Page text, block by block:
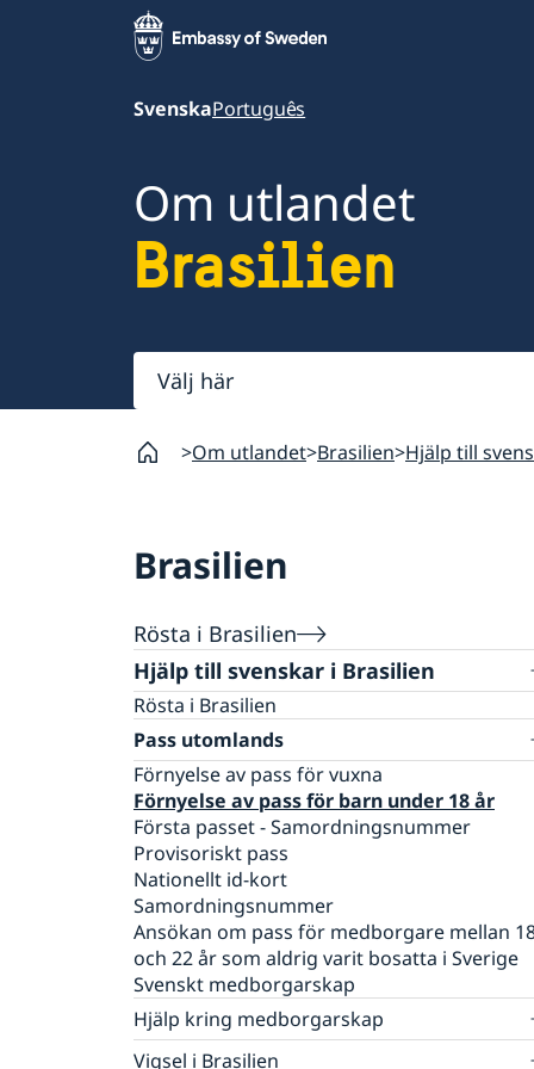
SvenskaPortuguês
Om utlandet
Brasilien
Välj
här
Om utlandet Brasilien Hjälp till
Brasilien
Rösta i Brasilien
Hjälp till svenskar i Brasilien
Rösta i Brasilien
Pass utomlands
Förnyelse av pass för vuxna
Förnyelse av pass för barn under 18 år
Första passet - Samordningsnummer
Provisoriskt pass
Nationellt id-kort
Samordningsnummer
Ansökan om pass för medborgare mellan
och 22 år som aldrig varit bosatta i Sverige
Svenskt medborgarskap
Hjälp kring medborgarskap
Om svenskt medborgarskap
Vigsel i Brasilien